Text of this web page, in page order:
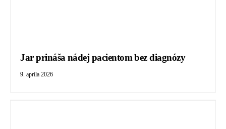
Jar prináša nádej pacientom bez diagnózy
9. apríla 2026